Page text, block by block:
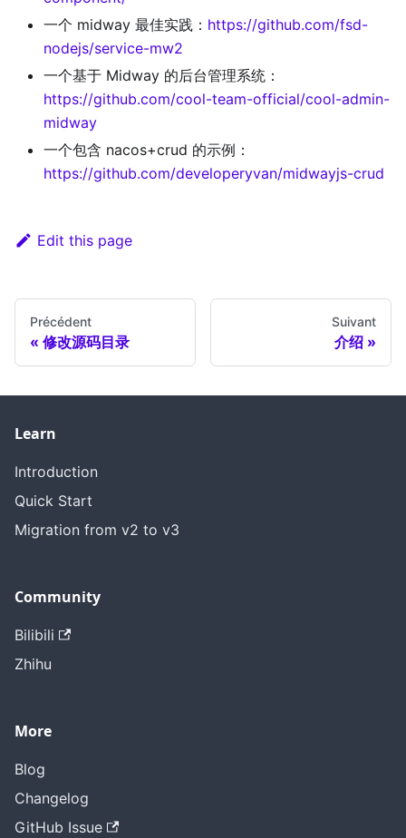
一个 midway 最佳实践： https://github.com/fsd-
nodejs/service-mw2
一个基于 Midway 的后台管理系统：
https://github.com/cool-team-official/cool-admin-
midway
一个包含 nacos+crud 的示例：
https://github.com/developeryvan/midwayjs-crud
Edit this page
Précédent
修改源码目录
Suivant
介绍
Learn
Introduction
Quick Start
Migration from v2 to v3
Community
Bilibili
Zhihu
More
Blog
Changelog
GitHub Issue